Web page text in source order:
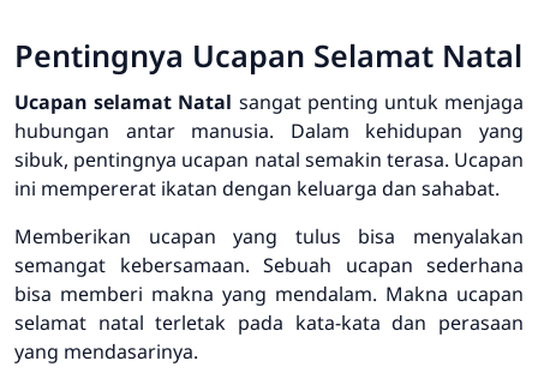
Pentingnya Ucapan Selamat Natal
Ucapan selamat Natal sangat penting untuk menjaga
hubungan antar manusia. Dalam kehidupan yang
sibuk, pentingnya ucapan natal semakin terasa. Ucapan
ini mempererat ikatan dengan keluarga dan sahabat.
Memberikan ucapan yang tulus bisa menyalakan
semangat kebersamaan. Sebuah ucapan sederhana
bisa memberi makna yang mendalam. Makna ucapan
selamat natal terletak pada kata-kata dan perasaan
yang mendasarinya.